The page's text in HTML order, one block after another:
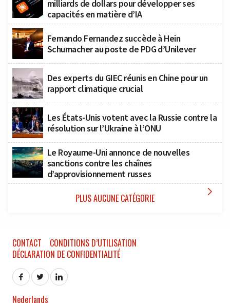
milliards de dollars pour développer ses
capacités en matière d’IA
Fernando Fernandez succède à Hein
Schumacher au poste de PDG d’Unilever
Des experts du GIEC réunis en Chine pour un
rapport climatique crucial
Les États-Unis votent avec la Russie contre la
résolution sur l’Ukraine à l’ONU
Le Royaume-Uni annonce de nouvelles
sanctions contre les chaînes
d’approvisionnement russes
PLUS AUCUNE CATÉGORIE 
CONTACT
CONDITIONS D’UTILISATION
DÉCLARATION DE CONFIDENTIALITÉ
Nederlands